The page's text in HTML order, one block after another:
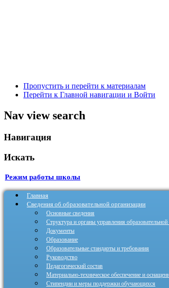
Пропустить и перейти к материалам
Перейти к Главной навигации и Войти
Nav view search
Навигация
Искать
Режим работы школы
Главная
Сведения об образовательной организации
Основные сведения
Структура и органы управления образовательной
Документы
Образование
Образовательные стандарты и требования
Руководство
Педагогический состав
Материально-техническое обеспечение и
Стипендии и меры поддержки обучающихся